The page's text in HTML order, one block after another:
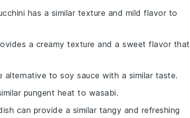
has a similar texture and mild flavor to
a creamy texture and a sweet flavor that
alternative to soy sauce with a similar taste.
pungent heat to wasabi.
can provide a similar tangy and refreshing